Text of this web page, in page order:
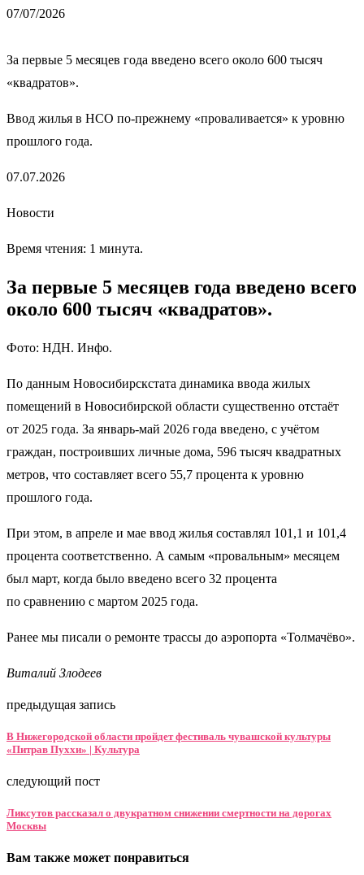
07/07/2026
За первые 5 месяцев года введено всего около 600 тысяч
«квадратов».
Ввод жилья в НСО по-прежнему «проваливается» к уровню
прошлого года.
07.07.2026
Новости
Время чтения: 1 минута.
За первые 5 месяцев года введено всего
около 600 тысяч «квадратов».
Фото: НДН. Инфо.
По данным Новосибирскстата динамика ввода жилых
помещений в Новосибирской области существенно отстаёт
от 2025 года. За январь-май 2026 года введено, с учётом
граждан, построивших личные дома, 596 тысяч квадратных
метров, что составляет всего 55,7 процента к уровню
прошлого года.
При этом, в апреле и мае ввод жилья составлял 101,1 и 101,4
процента соответственно. А самым «провальным» месяцем
был март, когда было введено всего 32 процента
по сравнению с мартом 2025 года.
Ранее мы писали о ремонте трассы до аэропорта «Толмачёво».
Виталий Злодеев
предыдущая запись
В Нижегородской области пройдет фестиваль чувашской культуры
«Питрав Пуххи» | Культура
следующий пост
Ликсутов рассказал о двукратном снижении смертности на дорогах
Москвы
Вам также может понравиться